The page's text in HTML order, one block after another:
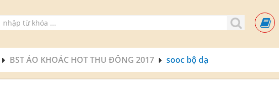
BST ÁO KHOÁC HOT THU ĐÔNG 2017 sooc bộ dạ